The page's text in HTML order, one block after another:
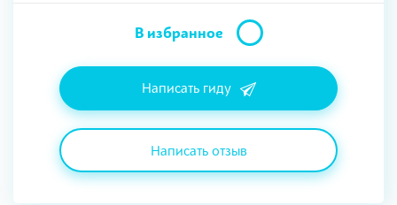
В избранное
Написать гиду
Написать отзыв